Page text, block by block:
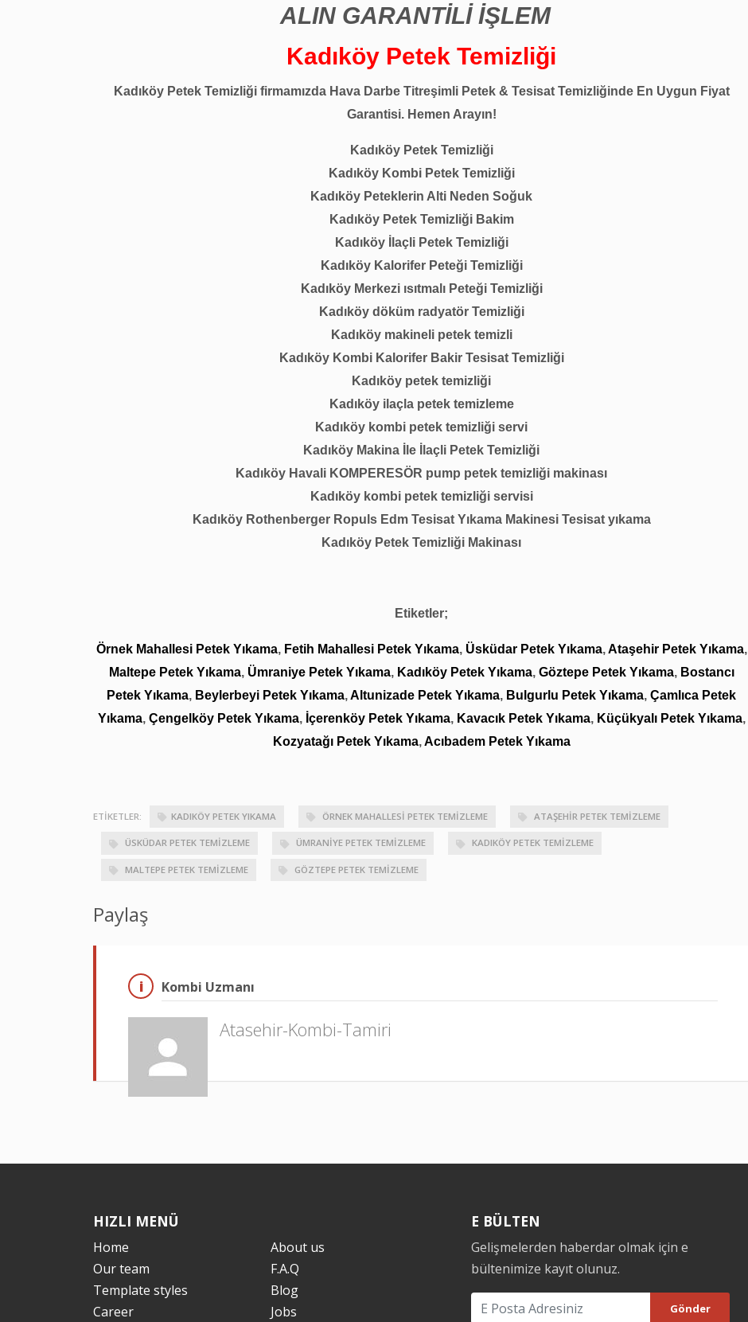
ALIN GARANTİLİ İŞLEM
Kadıköy Petek Temizliği
Kadıköy Petek Temizliği firmamızda Hava Darbe Titreşimli Petek & Tesisat Temizliğinde En Uygun Fiyat
Garantisi. Hemen Arayın!
Kadıköy Petek Temizliği
Kadıköy Kombi Petek Temizliği
Kadıköy Peteklerin Alti Neden Soğuk
Kadıköy Petek Temizliği Bakim
Kadıköy İlaçli Petek Temizliği
Kadıköy Kalorifer Peteği Temizliği
Kadıköy Merkezi ısıtmalı Peteği Temizliği
Kadıköy döküm radyatör Temizliği
Kadıköy makineli petek temizli
Kadıköy Kombi Kalorifer Bakir Tesisat Temizliği
Kadıköy petek temizliği
Kadıköy ilaçla petek temizleme
Kadıköy kombi petek temizliği servi
Kadıköy Makina İle İlaçli Petek Temizliği
Kadıköy Havali KOMPERESÖR pump petek temizliği makinası
Kadıköy kombi petek temizliği servisi
Kadıköy Rothenberger Ropuls Edm Tesisat Yıkama Makinesi Tesisat yıkama
Kadıköy Petek Temizliği Makinası
Etiketler;
Örnek Mahallesi Petek Yıkama, Fetih Mahallesi Petek Yıkama, Üsküdar Petek Yıkama,Ataşehir Petek Yıkama,
Maltepe Petek Yıkama, Ümraniye Petek Yıkama, Kadıköy Petek Yıkama, Göztepe Petek Yıkama, Bostancı
Petek Yıkama, Beylerbeyi Petek Yıkama,Altunizade Petek Yıkama, Bulgurlu Petek Yıkama, Çamlıca Petek
Yıkama, Çengelköy Petek Yıkama, İçerenköy Petek Yıkama, Kavacık Petek Yıkama, Küçükyalı Petek Yıkama,
Kozyatağı Petek Yıkama,Acıbadem Petek Yıkama
ETIKETLER: KADIKÖY PETEK YIKAMA ÖRNEK MAHALLESI PETEK TEMIZLEME ATAŞEHIR PETEK TEMIZLEME
ÜSKÜDAR PETEK TEMIZLEME ÜMRANIYE PETEK TEMIZLEME KADIKÖY PETEK TEMIZLEME
MALTEPE PETEK TEMIZLEME GÖZTEPE PETEK TEMIZLEME
Paylaş
Kombi Uzmanı
Atasehir-Kombi-Tamiri
HIZLI MENÜ
Home
About us
Our team
F.A.Q
Template styles
Blog
Career
Jobs
E BÜLTEN
Gelişmelerden haberdar olmak için e
bültenimize kayıt olunuz.